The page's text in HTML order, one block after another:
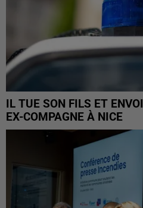
IL TUE SON FILS ET
EX-COMPAGNE À NICE